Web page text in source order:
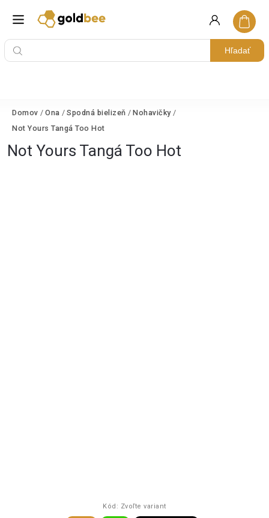
Hľadať
Domov / Ona / Spodná bielizeň / Nohavičky /
Not Yours Tangá Too Hot
Not Yours Tangá Too Hot
Kód: Zvoľte variant